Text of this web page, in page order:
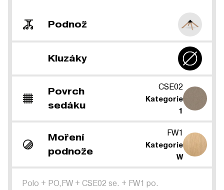
Podnož
Kluzáky
Povrch
sedáku
CSE02
Kategorie
1
Moření
podnože
FW1
Kategorie
W
Polo + PO,FW + CSE02 se. + FW1 po.